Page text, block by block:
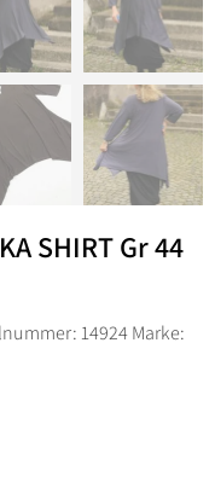
SHIRT Gr 44
14924Marke: